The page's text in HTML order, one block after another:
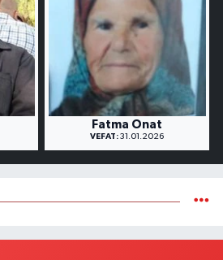
Fatma Onat
VEFAT: 31.01.2026